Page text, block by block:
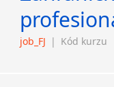
job_FJ | Kód kurzu